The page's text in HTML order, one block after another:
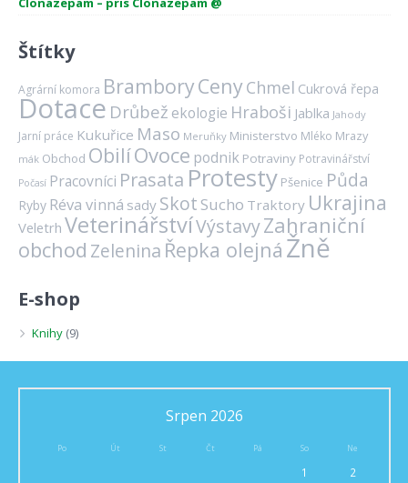
Štítky
Agrární komora BramboryCenyChmel Cukrová řepa
Dotace Drůbež ekologie Hraboši Jablka Jahody
Jarní práce Kukuřice Maso Meruňky Ministerstvo Mléko Mrazy
mák Obchod ObilíOvoce podnik Potraviny Potravinářství
Počasí Pracovníci Prasata Protesty Pšenice Půda
Ryby Réva vinná sady Skot Sucho Traktory Ukrajina
Veletrh VeterinářstvíVýstavyZahraniční
obchod Zelenina Řepka olejná Žně
E-shop
Knihy (9)
Srpen 2026
Po Út St Čt Pá So Ne
1
2